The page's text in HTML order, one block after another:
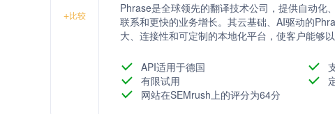
+比较
Phrase是全球领先的翻译技术公司，提供自动化
联系和更快的业务增长。其云基础、AI驱动的
大、连接性和可定制的本地化平台，使客户能够
大化质量。此外，Phrase还提供深入的分析工具
策。
API适用于德国
有限试用
网站在SEMrush上的评分为64分